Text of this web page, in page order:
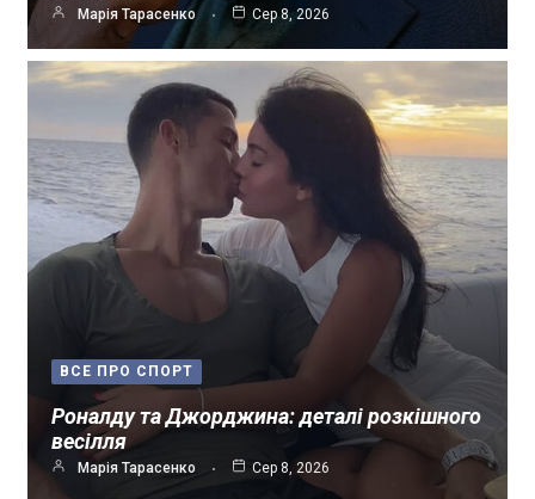
Марія Тарасенко Сер 8, 2026
ВСЕ ПРО СПОРТ
Роналду та Джорджина: деталі розкішного
весілля
Марія Тарасенко Сер 8, 2026